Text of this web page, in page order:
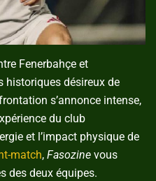
Fenerbahçe et
historiques désireux de
s’annonce intense,
du club
et l’impact physique de
match, Fasozine vous
des deux équipes.